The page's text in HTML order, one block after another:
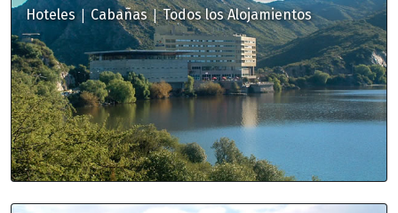
Hoteles|Cabañas|Todos los Alojamientos